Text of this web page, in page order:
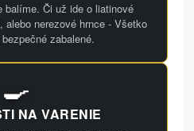
balíme. Či už ide o liatinové
nerezové hrnce - Všetko
zabalené.
🍳
NA VARENIE